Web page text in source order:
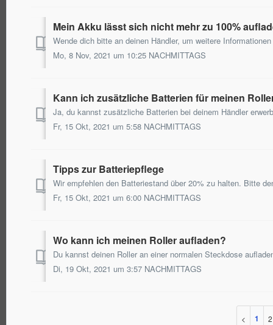
Mein Akku lässt sich nicht mehr zu 100%
Wende dich bitte an deinen Händler, um weitere
Mo, 8 Nov, 2021 um 10:25 NACHMITTAGS
Kann ich zusätzliche Batterien für meinen
Fr, 15 Okt, 2021 um 5:58 NACHMITTAGS
Tipps zur Batteriepflege
Fr, 15 Okt, 2021 um 6:00 NACHMITTAGS
Wo kann ich meinen Roller aufladen?
Di, 19 Okt, 2021 um 3:57 NACHMITTAGS
1 2